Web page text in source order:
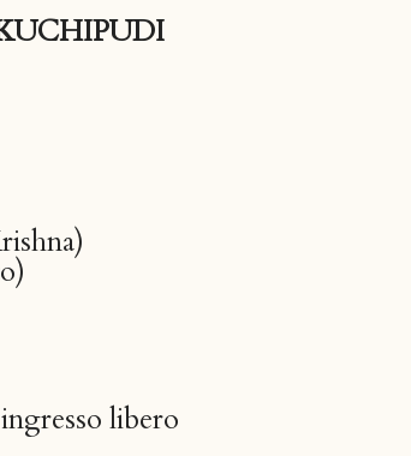
libero